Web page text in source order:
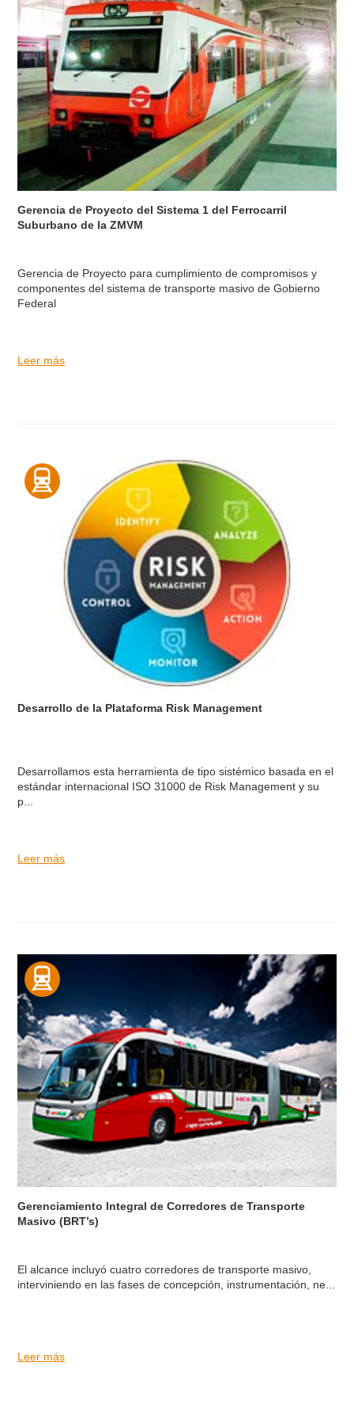
Gerencia de Proyecto del Sistema 1 del Ferrocarril
Suburbano de la ZMVM
Gerencia de Proyecto para cumplimiento de compromisos y
componentes del sistema de transporte masivo de Gobierno
Federal
Leer más
Desarrollo de la Plataforma Risk Management
Desarrollamos esta herramienta de tipo sistémico basada en el
estándar internacional ISO 31000 de Risk Management y su
p...
Leer más
Gerenciamiento Integral de Corredores de Transporte
Masivo (BRT’s)
El alcance incluyó cuatro corredores de transporte masivo,
interviniendo en las fases de concepción, instrumentación, ne...
Leer más